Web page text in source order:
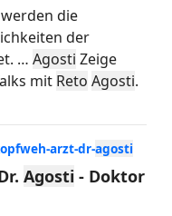
werden die
der
… Agosti Zeige
mit Reto Agosti.
arzt-dr-agosti
Agosti - Doktor